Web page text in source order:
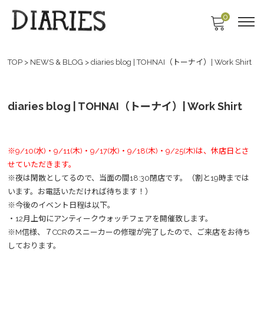
0
TOP > NEWS & BLOG > diaries blog | TOHNAI（トーナイ）| Work Shirt
diaries blog | TOHNAI（トーナイ）| Work Shirt
※9/10(水)・9/11(木)・9/17(水)・9/18(木)・9/25(木)は、休店日とさ
せていただきます。
※夜は閑散としてるので、当面の間18:30閉店です。（割と19時までは
います。お電話いただければ待ちます！）
※今後のイベント日程は以下。
・12月上旬にアンティークウォッチフェアを開催致します。
※M信様、７CCRのスニーカーの修理が完了したので、ご来店をお待ち
しております。